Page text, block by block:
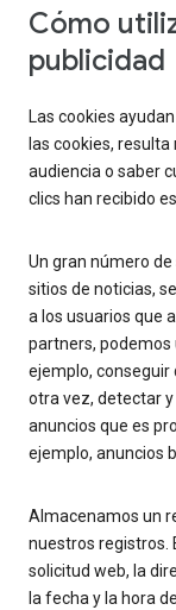
Cómo
publicidad
Las cookies
las cookies,
audiencia o saber
clics han recibido
Un gran número
sitios de noticias,
a los usuarios que
partners, podemos
ejemplo, conseguir
otra vez, detectar
anuncios que es
ejemplo, anuncios
Almacenamos un
nuestros registros.
solicitud web, la
la fecha y la hora